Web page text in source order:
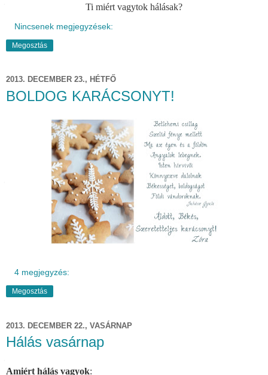
Ti miért vagytok hálásak?
Nincsenek megjegyzések:
Megosztás
2013. DECEMBER 23., HÉTFŐ
BOLDOG KARÁCSONYT!
4 megjegyzés:
Megosztás
2013. DECEMBER 22., VASÁRNAP
Hálás vasárnap
Amiért hálás vagyok: